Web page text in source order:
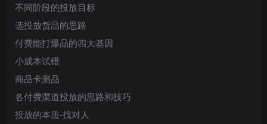
不同阶段的投放目标
选投放货品的思路
付费能打爆品的四大基因
小成本试错
商品卡测品
各付费渠道投放的思路和技巧
投放的本质-找对人